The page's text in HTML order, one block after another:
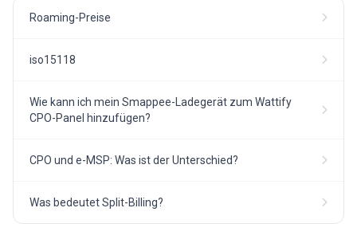
Roaming-Preise
iso15118
Wie kann ich mein Smappee-Ladegerät zum Wattify
CPO-Panel hinzufügen?
CPO und e-MSP: Was ist der Unterschied?
Was bedeutet Split-Billing?